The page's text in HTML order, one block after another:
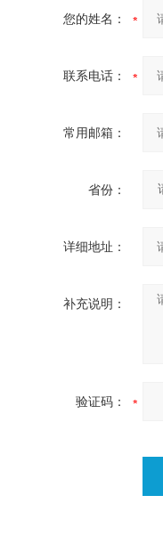
您的姓名：
联系电话：
常用邮箱：
省份：
详细地址：
补充说明：
验证码：